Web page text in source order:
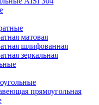
матовая
шлифованная
зеркальная
прямоугольная